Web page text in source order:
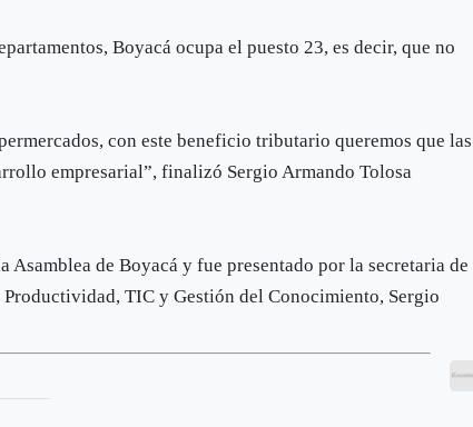
Boyacá ocupa el puesto 23, es decir, que no
con este beneficio tributario queremos que las
empresarial”, finalizó Sergio Armando Tolosa
Asamblea de Boyacá y fue presentado por la secretaria de
TIC y Gestión del Conocimiento, Sergio